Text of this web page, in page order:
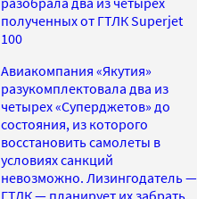
полученных от ГТЛК Superjet
100
Авиакомпания «Якутия»
разукомплектовала два из
четырех «Суперджетов» до
состояния, из которого
восстановить самолеты в
условиях санкций
невозможно. Лизингодатель —
ГТЛК — планирует их забрать,